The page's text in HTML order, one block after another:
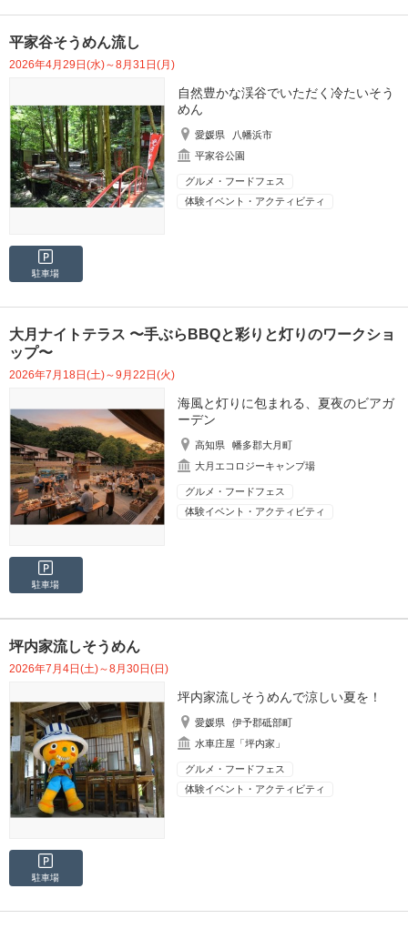
平家谷そうめん流し
2026年4月29日(水)～8月31日(月)
自然豊かな渓谷でいただく冷たいそう
めん
愛媛県
八幡浜市
平家谷公園
グルメ・フードフェス
体験イベント・アクティビティ
駐車場
大月ナイトテラス 〜手ぶらBBQと彩りと灯りのワークショ
ップ〜
2026年7月18日(土)～9月22日(火)
海風と灯りに包まれる、夏夜のビアガ
ーデン
高知県
幡多郡大月町
大月エコロジーキャンプ場
グルメ・フードフェス
体験イベント・アクティビティ
駐車場
坪内家流しそうめん
2026年7月4日(土)～8月30日(日)
坪内家流しそうめんで涼しい夏を！
愛媛県
伊予郡砥部町
水車庄屋「坪内家」
グルメ・フードフェス
体験イベント・アクティビティ
駐車場